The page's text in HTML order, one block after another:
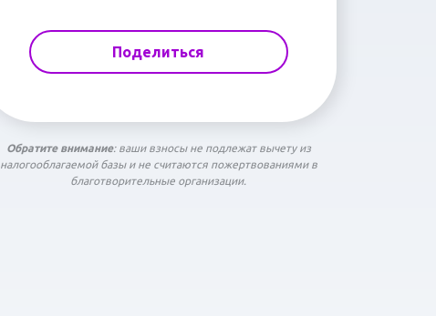
Поделиться
Обратите внимание: ваши взносы не подлежат вычету из
налогооблагаемой базы и не считаются пожертвованиями в
благотворительные организации.